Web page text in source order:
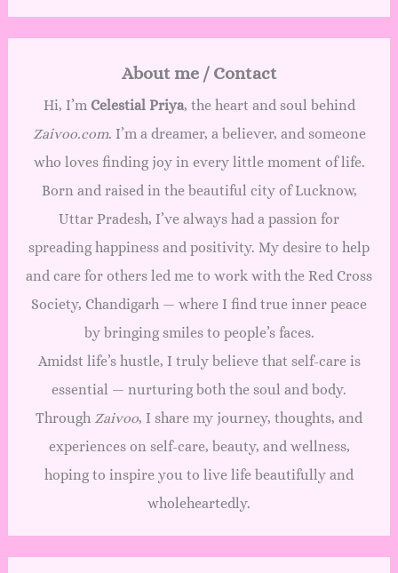
About me / Contact
Hi, I’m Celestial Priya, the heart and soul behind
Zaivoo.com. I’m a dreamer, a believer, and someone
who loves finding joy in every little moment of life.
Born and raised in the beautiful city of Lucknow,
Uttar Pradesh, I’ve always had a passion for
spreading happiness and positivity. My desire to help
and care for others led me to work with the Red Cross
Society, Chandigarh — where I find true inner peace
by bringing smiles to people’s faces.
Amidst life’s hustle, I truly believe that self-care is
essential — nurturing both the soul and body.
Through Zaivoo, I share my journey, thoughts, and
experiences on self-care, beauty, and wellness,
hoping to inspire you to live life beautifully and
wholeheartedly.